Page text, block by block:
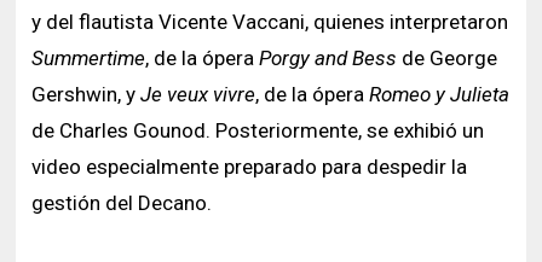
y del flautista Vicente Vaccani, quienes interpretaron
Summertime, de la óperaPorgy and Bess de George
Gershwin, yJe veux vivre, de la óperaRomeo y Julieta
de Charles Gounod. Posteriormente, se exhibió un
video especialmente preparado para despedir la
gestión del Decano.